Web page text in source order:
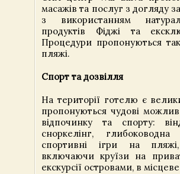
масажів та послуг з догляду
з використанням
продуктів Фіджі та
Процедури пропонуються
пляжі.
Спорт та дозвілля
На території готелю є
пропонуються чудові
відпочинку та спорту:
сноркелінг, глибоководна
спортивні ігри на
включаючи круїзи на
екскурсії островами, в